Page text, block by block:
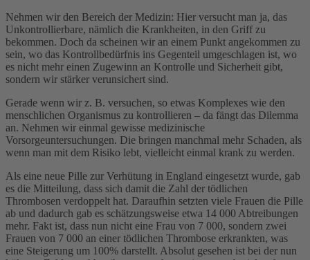
Nehmen wir den Bereich der Medizin: Hier versucht man ja, das
Unkontrollierbare, nämlich die Krankheiten, in den Griff zu
bekommen. Doch da scheinen wir an einem Punkt angekommen zu
sein, wo das Kontrollbedürfnis ins Gegenteil umgeschlagen ist, wo
es nicht mehr einen Zugewinn an Kontrolle und Sicherheit gibt,
sondern wir stärker verunsichert sind.
Gerade wenn wir z. B. versuchen, so etwas Komplexes wie den
menschlichen Organismus zu kontrollieren – da fängt das Dilemma
an. Nehmen wir einmal gewisse medizinische
Vorsorgeuntersuchungen. Die bringen manchmal mehr Schaden, als
wenn man mit dem Risiko lebt, vielleicht einmal krank zu werden.
Als eine neue Pille zur Verhütung in England eingesetzt wurde, gab
es die Mitteilung, dass sich damit die Zahl der tödlichen
Thrombosen verdoppelt hat. Daraufhin setzten viele Frauen die Pille
ab und dadurch gab es schätzungsweise etwa 14 000 Abtreibungen
mehr. Fakt ist, dass nun nicht eine Frau von 7 000, sondern zwei
Frauen von 7 000 an einer tödlichen Thrombose erkrankten, was
eine Steigerung um 100% darstellt. Absolut gesehen ist bei der nun